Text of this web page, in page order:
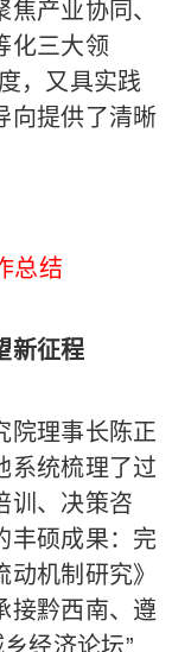
产业协同、
化三大领
，又具实践
向提供了清晰
总结
新征程
理事长陈正
系统梳理了过
训、决策咨
丰硕成果：完
机制研究》
接黔西南、遵
经济论坛”